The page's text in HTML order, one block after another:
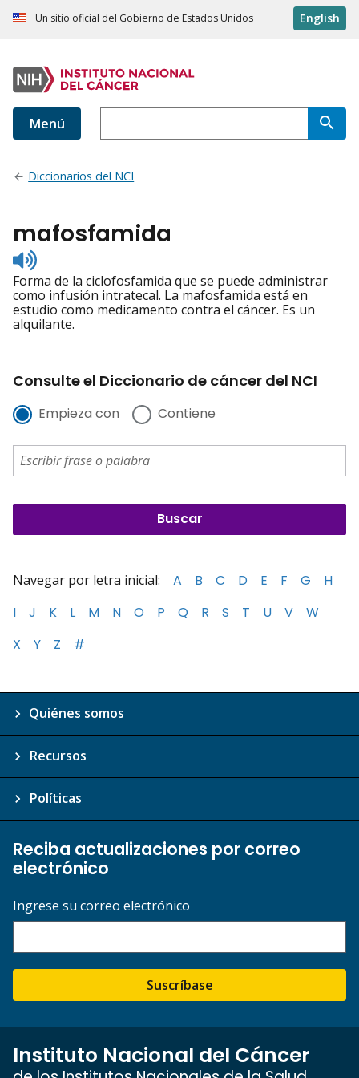
Un sitio oficial del Gobierno de Estados Unidos English
Menú
Diccionarios del NCI
mafosfamida
Listen
to
pronunciation
Forma de la ciclofosfamida que se puede administrar
como infusión intratecal. La mafosfamida está en
estudio como medicamento contra el cáncer. Es un
alquilante.
Consulte el Diccionario de cáncer del NCI
Empieza con Contiene
Navegar por letra inicial: A B C D E F G
H
I
J K L M N O P Q R S T U V
W
X
Y Z #
Quiénes somos
Recursos
Políticas
Reciba actualizaciones por correo
electrónico
Ingrese su correo electrónico
Suscríbase
Instituto Nacional del Cáncer